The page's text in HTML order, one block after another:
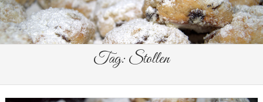
Tag: Stollen